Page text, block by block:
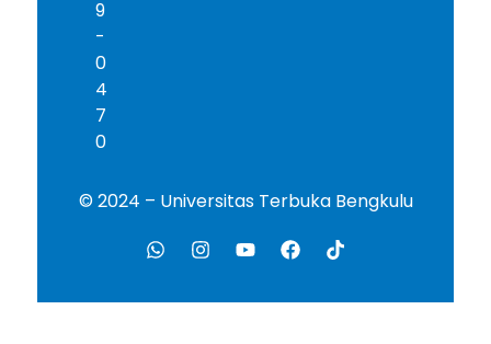
9
-
0
4
7
0
© 2024 – Universitas Terbuka Bengkulu